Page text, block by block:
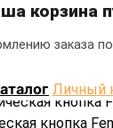
корзина
заказа
Личный
кнопки
кнопка